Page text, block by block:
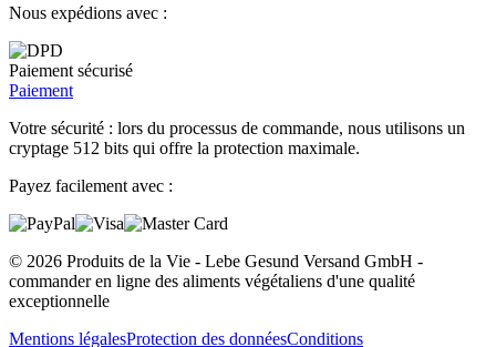
Nous expédions avec :
Paiement sécurisé
Paiement
Votre sécurité : lors du processus de commande, nous utilisons un
cryptage 512 bits qui offre la protection maximale.
Payez facilement avec :
© 2026 Produits de la Vie - Lebe Gesund Versand GmbH -
commander en ligne des aliments végétaliens d'une qualité
exceptionnelle
Mentions légalesProtection des donnéesConditions